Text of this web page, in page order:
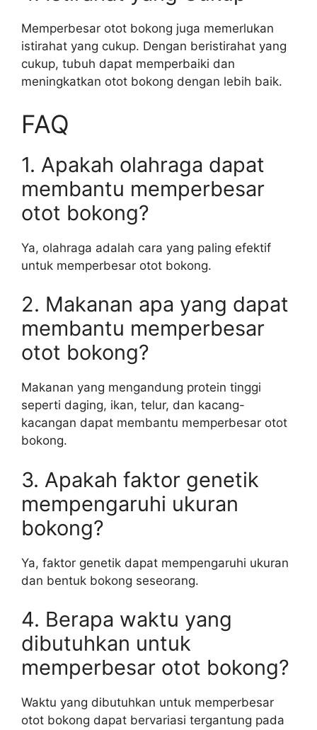
Memperbesar otot bokong juga memerlukan
istirahat yang cukup. Dengan beristirahat yang
cukup, tubuh dapat memperbaiki dan
meningkatkan otot bokong dengan lebih baik.
FAQ
1. Apakah olahraga dapat
membantu memperbesar
otot bokong?
Ya, olahraga adalah cara yang paling efektif
untuk memperbesar otot bokong.
2. Makanan apa yang dapat
membantu memperbesar
otot bokong?
Makanan yang mengandung protein tinggi
seperti daging, ikan, telur, dan kacang-
kacangan dapat membantu memperbesar otot
bokong.
3. Apakah faktor genetik
mempengaruhi ukuran
bokong?
Ya, faktor genetik dapat mempengaruhi ukuran
dan bentuk bokong seseorang.
4. Berapa waktu yang
dibutuhkan untuk
memperbesar otot bokong?
Waktu yang dibutuhkan untuk memperbesar
otot bokong dapat bervariasi tergantung pada